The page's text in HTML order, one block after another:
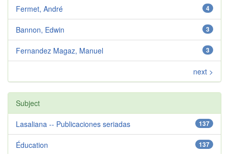
4
Fermet, André
3
Bannon, Edwin
3
Fernandez Magaz, Manuel
next >
Subject
137
Lasaliana -- Publicaciones seriadas
137
Éducation